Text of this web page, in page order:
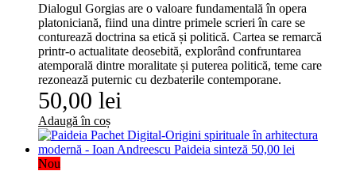
Dialogul Gorgias are o valoare fundamentală în opera
platoniciană, fiind una dintre primele scrieri în care se
conturează doctrina sa etică și politică. Cartea se remarcă
printr-o actualitate deosebită, explorând confruntarea
atemporală dintre moralitate și puterea politică, teme care
rezonează puternic cu dezbaterile contemporane.
50,00 lei
Adaugă în coș
Nou